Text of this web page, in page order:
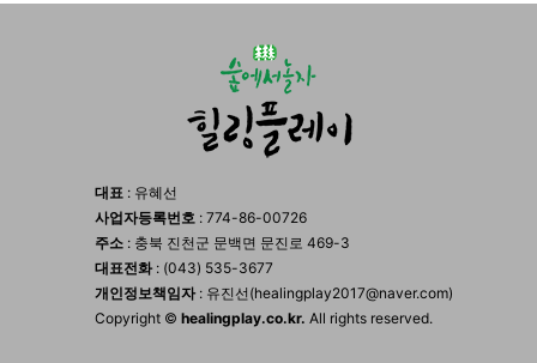
대표: 유혜선
사업자등록번호: 774-86-00726
주소: 충북 진천군 문백면 문진로 469-3
대표전화: (043) 535-3677
개인정보책임자: 유진선(healingplay2017@naver.com)
Copyright © healingplay.co.kr. All rights reserved.